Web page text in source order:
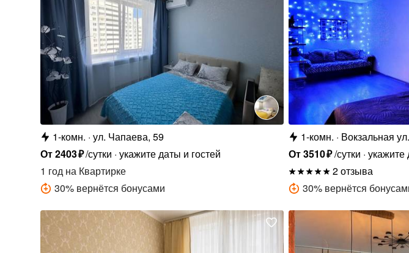
1-комн. ул. Чапаева, 59
От2403₽/сутки укажите даты и гостей
1 годна Квартирке
30% вернётся бонусами
1-комн.
Вокзальная
От3510₽/сутки укажите
2 отзыва
30% вернётся